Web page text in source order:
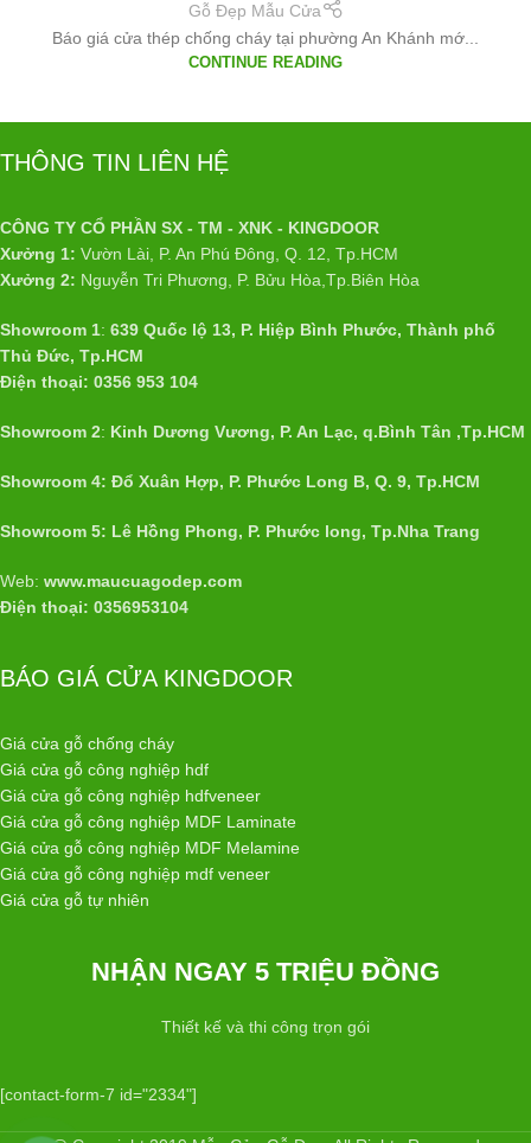
Gỗ Đẹp Mẫu Cửa
Báo giá cửa thép chống cháy tại phường An Khánh mớ...
CONTINUE READING
THÔNG TIN LIÊN HỆ
CÔNG TY CỔ PHẦN SX - TM - XNK - KINGDOOR
Xưởng 1: Vườn Lài, P. An Phú Đông, Q. 12, Tp.HCM
Xưởng 2: Nguyễn Tri Phương, P. Bửu Hòa,Tp.Biên Hòa
Showroom 1: 639 Quốc lộ 13, P. Hiệp Bình Phước, Thành phố
Thủ Đức, Tp.HCM
Điện thoại: 0356 953 104
Showroom 2: Kinh Dương Vương, P. An Lạc, q.Bình Tân ,Tp.HCM
Showroom 4: Đổ Xuân Hợp, P. Phước Long B, Q. 9, Tp.HCM
Showroom 5: Lê Hồng Phong, P. Phước long, Tp.Nha Trang
Web: www.maucuagodep.com
Điện thoại: 0356953104
BÁO GIÁ CỬA KINGDOOR
Giá cửa gỗ chống cháy
Giá cửa gỗ công nghiệp hdf
Giá cửa gỗ công nghiệp hdfveneer
Giá cửa gỗ công nghiệp MDF Laminate
Giá cửa gỗ công nghiệp MDF Melamine
Giá cửa gỗ công nghiệp mdf veneer
Giá cửa gỗ tự nhiên
NHẬN NGAY 5 TRIỆU ĐỒNG
Thiết kế và thi công trọn gói
[contact-form-7 id="2334"]